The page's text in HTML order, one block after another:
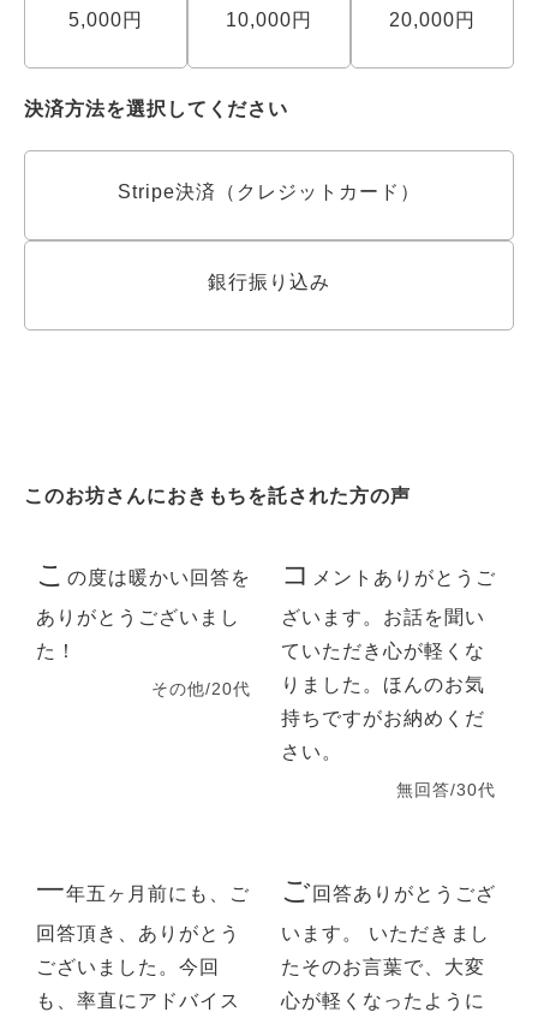
5,000円 10,000円 20,000円
決済方法を選択してください
Stripe決済（クレジットカード）
銀行振り込み
このお坊さんにおきもちを託された方の声
こ の度は暖かい回答を
ありがとうございまし
た！
その他/20代
コ メントありがとうご
ざいます。お話を聞い
ていただき心が軽くな
りました。ほんのお気
持ちですがお納めくだ
さい。
無回答/30代
一年五ヶ月前にも、ご
回答頂き、ありがとう
ございました。今回
も、率直にアドバイス
ご回答ありがとうござ
います。 いただきまし
たそのお言葉で、大変
心が軽くなったように